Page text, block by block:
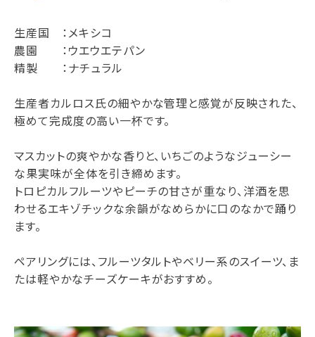
生産国 ：メキシコ
農園 ：ウエウエテパン
精製 ：ナチュラル
生産者カルロス氏の細やかな管理と感覚が反映された、
極めて完成度の高い一杯です。
マスカットの爽やかな香りと、いちごのようなジューシー
な果実味が全体を引き締めます。
トロピカルフルーツやピーチの甘さが重なり、洋酒を思
わせるエキゾチックな余韻がなめらかに口のなかで踊り
ます。
ペアリングには、フルーツタルトやベリー系のスイーツ、ま
たは軽やかなチーズケーキがおすすめ。